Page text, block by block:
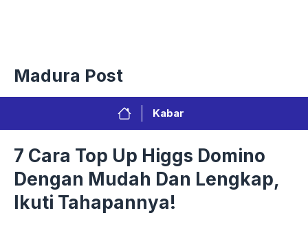
Madura Post
Kabar
7 Cara Top Up Higgs Domino
Dengan Mudah Dan Lengkap,
Ikuti Tahapannya!